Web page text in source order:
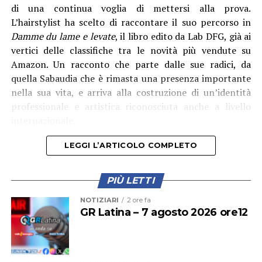
Sambucci e il sindaco di Terracina Francesco Giannetti.
Corbo – che ha seguito il progetto anche dal punto di
vista tecnico – ha spiegato che la paratoia “è
fondamentale per l’irrigazione di tutto il comprensorio,
perché consente di innalzare il livello del corso d’acqua
e garantire la presa di tutte le aziende”. Il direttore del
Consorzio ha anche rivolto un ringraziamento
di una continua voglia di mettersi alla prova.
L’hairstylist ha scelto di raccontare il suo percorso in
Damme du lame e levate, il libro edito da Lab DFG, già ai
vertici delle classifiche tra le novità più vendute su
Amazon. Un racconto che parte dalle sue radici, da
quella Sabaudia che è rimasta una presenza importante
nella sua vita, e arriva alla costruzione di un’identità
professionale e artistica riconosciuta anche a livello
LEGGI L’ARTICOLO COMPLETO
PIÙ LETTI
NOTIZIARI 2 ore fa
GR Latina – 7 agosto 2026 ore12